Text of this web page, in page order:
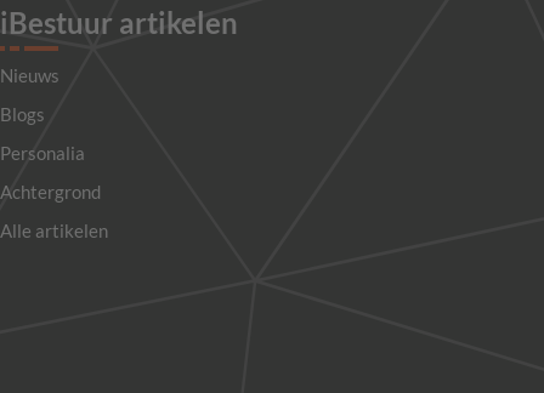
iBestuur artikelen
Nieuws
Blogs
Personalia
Achtergrond
Alle artikelen